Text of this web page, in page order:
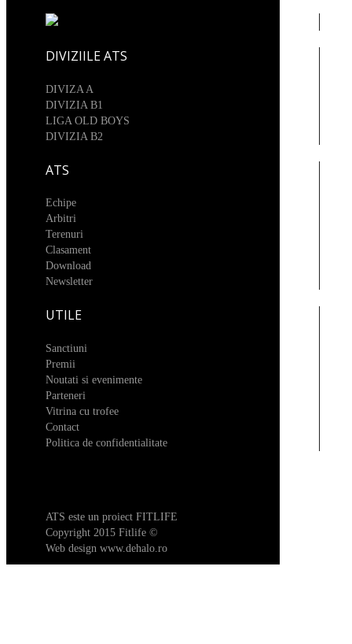
DIVIZIILE ATS
DIVIZA A
DIVIZIA B1
LIGA OLD BOYS
DIVIZIA B2
ATS
Echipe
Arbitri
Terenuri
Clasament
Download
Newsletter
UTILE
Sanctiuni
Premii
Noutati si evenimente
Parteneri
Vitrina cu trofee
Contact
Politica de confidentialitate
ATS este un proiect FITLIFE
Copyright 2015 Fitlife ©
Web design www.dehalo.ro